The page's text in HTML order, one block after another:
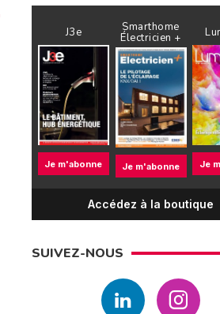
J3e
Je m'abonne
Smarthome
Électricien +
Je m'abonne Je
Accédez à la boutique
SUIVEZ-NOUS